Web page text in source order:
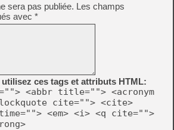
sera pas publiée. Les champs
avec *
utilisez ces tags et attributs HTML:
<abbr title=""> <acronym
cite=""> <cite>
<em> <i> <q cite="">